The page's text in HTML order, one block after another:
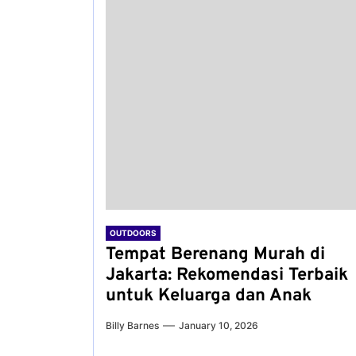
OUTDOORS
Tempat Berenang Murah di
Jakarta: Rekomendasi Terbaik
untuk Keluarga dan Anak
Billy Barnes January 10, 2026